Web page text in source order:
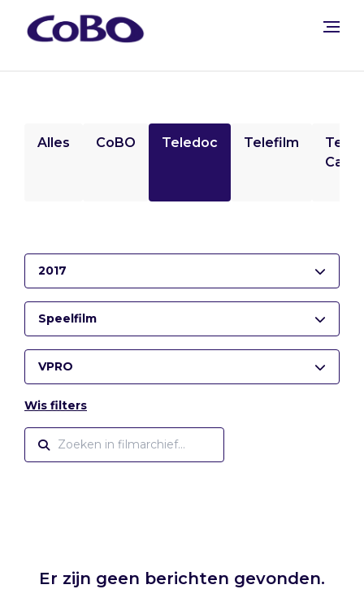
Alles CoBO Teledoc Telefilm
2017
Speelfilm
VPRO
Wis filters
Er zijn geen berichten gevonden.